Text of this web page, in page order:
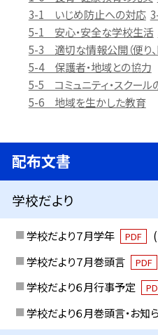
3-1 いじめ防止への対応
5-1 安心・安全な学校生活
5-3 適切な情報公開（便り、
5-4 保護者・地域との協力
5-5 コミュニティ・スクール
5-6 地域を生かした教育
配布文書
学校だより
学校だより７月学年 PDF
学校だより７月巻頭言
PDF
学校だより６月行事予定
学校だより６月巻頭言・お知